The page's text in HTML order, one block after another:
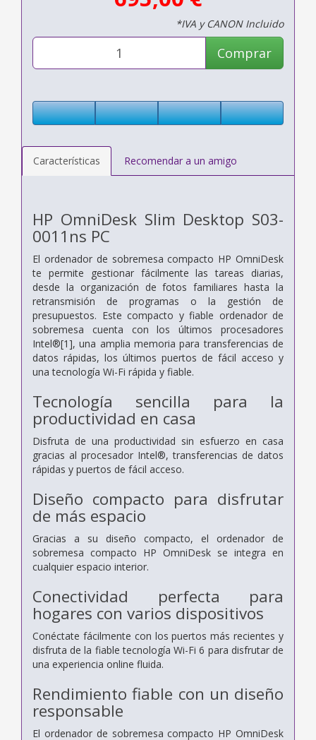
*IVA y CANON Incluido
Comprar
Características Recomendar a un amigo
HP OmniDesk Slim Desktop S03-
0011ns PC
El ordenador de sobremesa compacto HP OmniDesk
te permite gestionar fácilmente las tareas diarias,
desde la organización de fotos familiares hasta la
retransmisión de programas o la gestión de
presupuestos. Este compacto y fiable ordenador de
sobremesa cuenta con los últimos procesadores
Intel®[1], una amplia memoria para transferencias de
datos rápidas, los últimos puertos de fácil acceso y
una tecnología Wi-Fi rápida y fiable.
Tecnología sencilla para la
productividad en casa
Disfruta de una productividad sin esfuerzo en casa
gracias al procesador Intel®, transferencias de datos
rápidas y puertos de fácil acceso.
Diseño compacto para disfrutar
de más espacio
Gracias a su diseño compacto, el ordenador de
sobremesa compacto HP OmniDesk se integra en
cualquier espacio interior.
Conectividad perfecta para
hogares con varios dispositivos
Conéctate fácilmente con los puertos más recientes y
disfruta de la fiable tecnología Wi-Fi 6 para disfrutar de
una experiencia online fluida.
Rendimiento fiable con un diseño
responsable
El ordenador de sobremesa compacto HP OmniDesk